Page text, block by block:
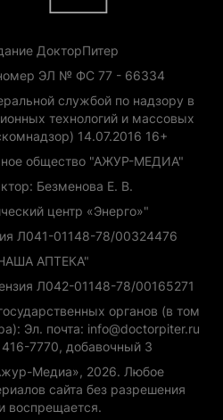
ДокторПитер
ЭЛ № ФС 77 - 66334
службой по надзору в
технологий и массовых
14.07.2016 16+
общество "АЖУР-МЕДИА"
Безменова Е. В.
центр «Энерго»"
Л041-01148-78/00324476
АПТЕКА"
Л042-01148-78/00165271
органов (в том
Эл. почта: info@doctorpiter.ru
7770, добавочный 3
Медиа», 2026. Любое
сайта без разрешения
воспрещается.